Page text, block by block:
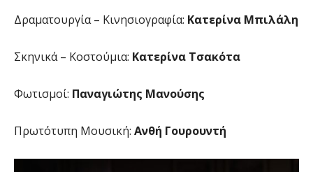
Δραματουργία – Κινησιογραφία: Κατερίνα Μπιλάλη
Σκηνικά – Κοστούμια: Κατερίνα Τσακότα
Φωτισμοί: Παναγιώτης Μανούσης
Πρωτότυπη Μουσική: Ανθή Γουρουντή